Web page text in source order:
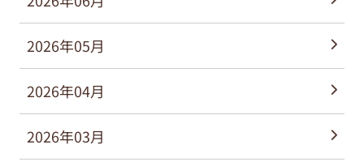
2026年05月
2026年04月
2026年03月